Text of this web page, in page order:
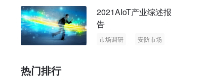
2021AIoT产业综述报
告
市场调研
安防市场
热门排行